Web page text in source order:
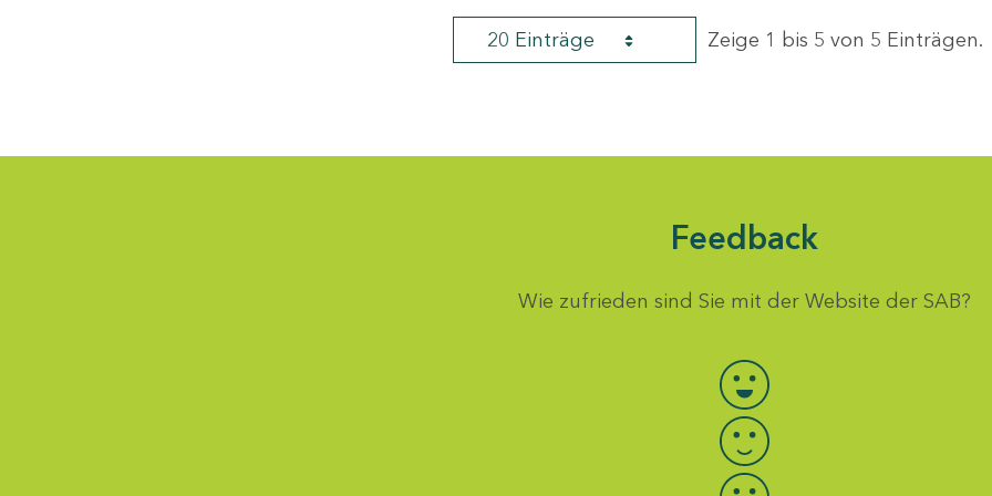
20 Einträge Zeige 1 bis 5 von 5 Einträgen.
Feedback
Wie zufrieden sind Sie mit der Website der SAB?
Bewertung auswählen